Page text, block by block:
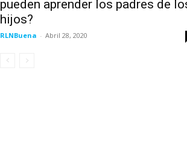
pueden aprender los padres de
hijos?
RLNBuena - Abril 28, 2020